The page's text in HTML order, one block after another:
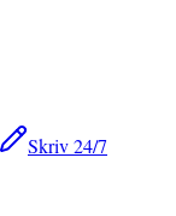
Skriv 24/7